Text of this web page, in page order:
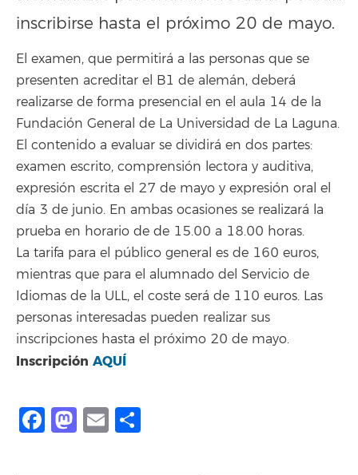
inscribirse hasta el próximo 20 de mayo.
El examen, que permitirá a las personas que se
presenten acreditar el B1 de alemán, deberá
realizarse de forma presencial en el aula 14 de la
Fundación General de La Universidad de La Laguna.
El contenido a evaluar se dividirá en dos partes:
examen escrito, comprensión lectora y auditiva,
expresión escrita el 27 de mayo y expresión oral el
día 3 de junio. En ambas ocasiones se realizará la
prueba en horario de de 15.00 a 18.00 horas.
La tarifa para el público general es de 160 euros,
mientras que para el alumnado del Servicio de
Idiomas de la ULL, el coste será de 110 euros. Las
personas interesadas pueden realizar sus
inscripciones hasta el próximo 20 de mayo.
Inscripción AQUÍ
Facebook
Mastodon
Email